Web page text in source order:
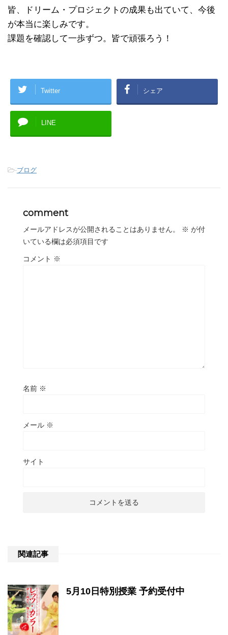
皆、ドリーム・プロジェクトの成果も出ていて、今後
が本当に楽しみです。
課題を確認して一歩ずつ。皆で頑張ろう！
Twitter シェア
LINE
-ブログ
comment
メールアドレスが公開されることはありません。 ※ が付
いている欄は必須項目です
コメント ※
名前 ※
メール ※
サイト
関連記事
5月10日特別授業 予約受付中